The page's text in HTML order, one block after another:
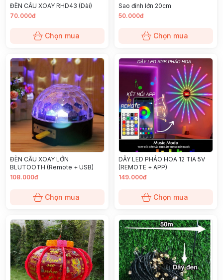
ĐÈN CẦU XOAY RHD43 (Dài)
70.000đ
Chọn mua
Sao đỉnh lớn 20cm
50.000đ
Chọn mua
ĐÈN CẦU XOAY LỚN
BLUTOOTH (Remote + USB)
108.000đ
Chọn mua
DÂY LED PHÁO HOA 12 TIA 5V
(REMOTE + APP)
149.000đ
Chọn mua